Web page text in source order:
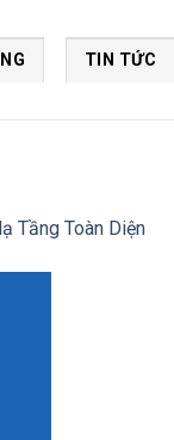
TIN TỨC
Tầng Toàn Diện